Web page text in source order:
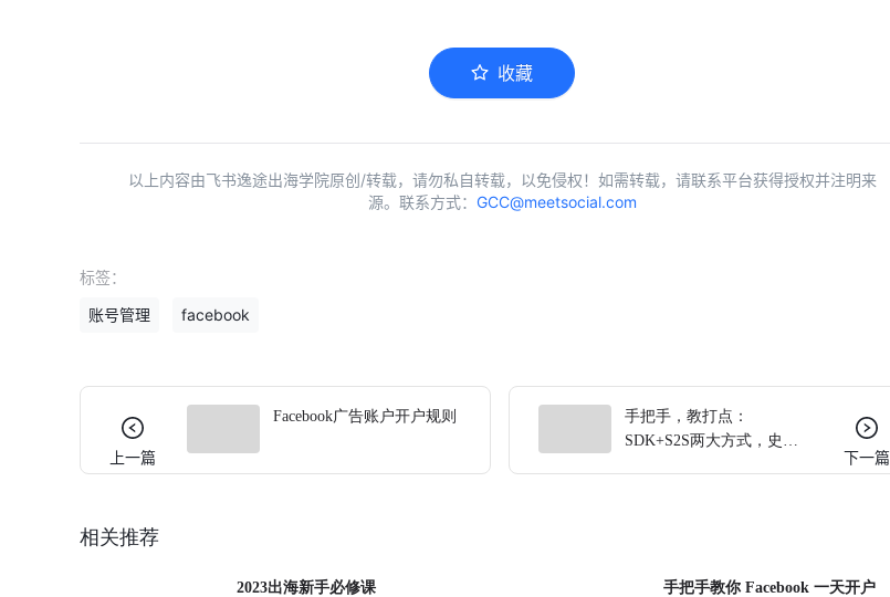
收藏
以上内容由飞书逸途出海学院原创/转载，请勿私自转载，以免侵权！如需转载，请联系平台获得授权并注明来
源。联系方式： GCC@meetsocial.com
标签：
账号管理
facebook
上一篇
Facebook广告账户开户规则
手把手，教打点：
SDK+S2S两大方式，史上
下一篇
相关推荐
2023出海新手必修课 手把手教你 Facebook 一天开户